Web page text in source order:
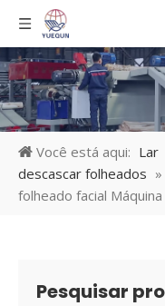
Você está aqui: Lar
descascar folheados »
folheado facial
Pesquisar